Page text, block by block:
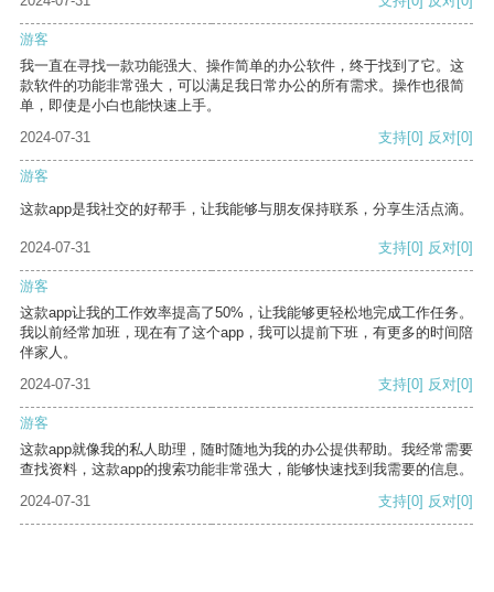
游客
我一直在寻找一款功能强大、操作简单的办公软件，终于找到了它。这
款软件的功能非常强大，可以满足我日常办公的所有需求。操作也很简
单，即使是小白也能快速上手。
2024-07-31
支持[0] 反对[0]
游客
这款app是我社交的好帮手，让我能够与朋友保持联系，分享生活点滴。
2024-07-31 支持[0] 反对[0]
游客
这款app让我的工作效率提高了50%，让我能够更轻松地完成工作任务。
我以前经常加班，现在有了这个app，我可以提前下班，有更多的时间陪
伴家人。
2024-07-31
支持[0] 反对[0]
游客
这款app就像我的私人助理，随时随地为我的办公提供帮助。我经常需要
查找资料，这款app的搜索功能非常强大，能够快速找到我需要的信息。
2024-07-31
支持[0] 反对[0]